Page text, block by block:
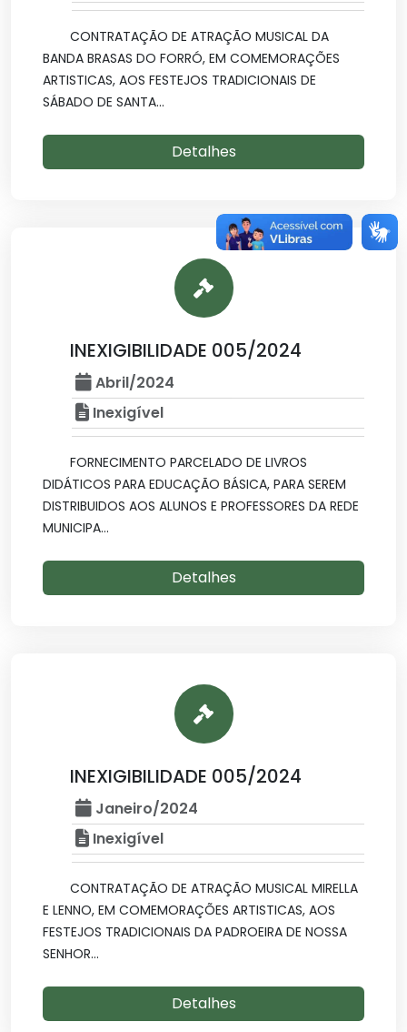
CONTRATAÇÃO DE ATRAÇÃO MUSICAL DA
BANDA BRASAS DO FORRÓ, EM COMEMORAÇÕES
ARTISTICAS, AOS FESTEJOS TRADICIONAIS DE
SÁBADO DE SANTA...
Detalhes
INEXIGIBILIDADE 005/2024
Abril/2024
Inexigível
FORNECIMENTO PARCELADO DE LIVROS
DIDÁTICOS PARA EDUCAÇÃO BÁSICA, PARA SEREM
DISTRIBUIDOS AOS ALUNOS E PROFESSORES DA REDE
MUNICIPA...
Detalhes
INEXIGIBILIDADE 005/2024
Janeiro/2024
Inexigível
CONTRATAÇÃO DE ATRAÇÃO MUSICAL MIRELLA
E LENNO, EM COMEMORAÇÕES ARTISTICAS, AOS
FESTEJOS TRADICIONAIS DA PADROEIRA DE NOSSA
SENHOR...
Detalhes